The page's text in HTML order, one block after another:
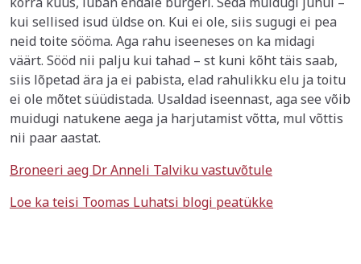
kui sellised isud üldse on. Kui ei ole, siis sugugi ei pea
neid toite sööma. Aga rahu iseeneses on ka midagi
väärt. Sööd nii palju kui tahad – st kuni kõht täis saab,
siis lõpetad ära ja ei pabista, elad rahulikku elu ja toitu
ei ole mõtet süüdistada. Usaldad iseennast, aga see võib
muidugi natukene aega ja harjutamist võtta, mul võttis
nii paar aastat.
Broneeri aeg Dr Anneli Talviku vastuvõtule
Loe ka teisi Toomas Luhatsi blogi peatükke